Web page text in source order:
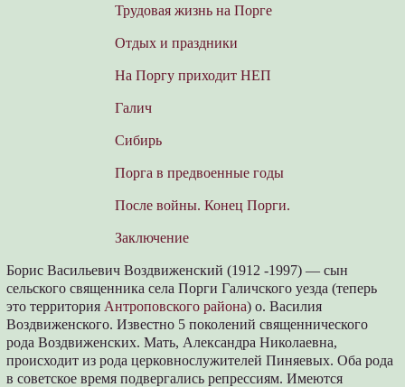
Трудовая жизнь на Порге
Отдых и праздники
На Поргу приходит НЕП
Галич
Сибирь
Порга в предвоенные годы
После войны. Конец Порги.
Заключение
Борис Васильевич Воздвиженский (1912 -1997) — сын
сельского священника села Порги Галичского уезда (теперь
это территория Антроповского района) о. Василия
Воздвиженского. Известно 5 поколений священнического
рода Воздвиженских. Мать, Александра Николаевна,
происходит из рода церковнослужителей Пиняевых. Оба рода
в советское время подвергались репрессиям. Имеются